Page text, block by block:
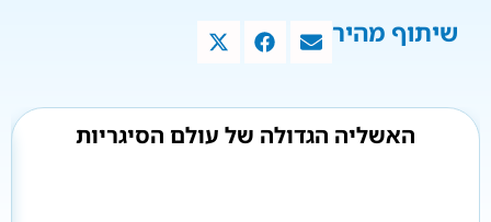
שיתוף מהיר
האשליה הגדולה של עולם הסיגריות